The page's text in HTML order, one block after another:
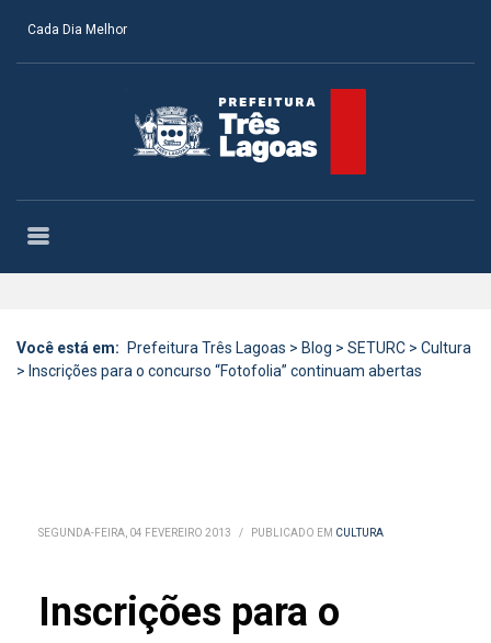
Cada Dia Melhor
Você está em: Prefeitura Três Lagoas > Blog > SETURC > Cultura
> Inscrições para o concurso “Fotofolia” continuam abertas
SEGUNDA-FEIRA, 04 FEVEREIRO 2013 / PUBLICADO EM CULTURA
Inscrições para o